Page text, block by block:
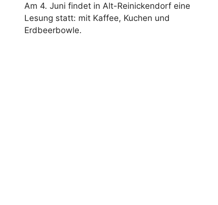
Am 4. Juni findet in Alt-Reinickendorf eine
Lesung statt: mit Kaffee, Kuchen und
Erdbeerbowle.